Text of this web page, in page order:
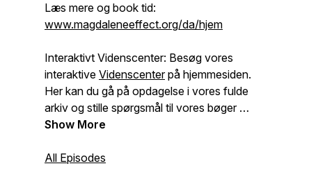
Læs mere og book tid:
www.magdaleneeffect.org/da/hjem
Interaktivt Videnscenter: Besøg vores
interaktive Videnscenterpå hjemmesiden.
Her kan du gå på opdagelse i vores fulde
arkiv og stille spørgsmål til vores bøger og
podcasts via AI – og få svar med det
Show More
All Episodes